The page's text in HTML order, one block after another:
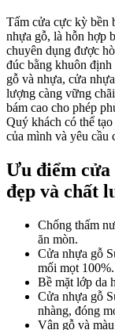
Quy mô
Tấm cửa cực kỳ bền
nhựa gỗ, là hỗn hợp
chuyên dụng được
đúc bằng khuôn
gỗ và nhựa, cửa
lượng càng vững
bám cao cho phép
Quý khách có thể
của mình và yêu cầu
Ưu điểm cửa
đẹp và chất
Chống thấm
ăn mòn.
Cửa nhựa gỗ
mối mọt 100%.
Bề mặt lớp da
Cửa nhựa gỗ
nhàng, đóng
Vân gỗ và